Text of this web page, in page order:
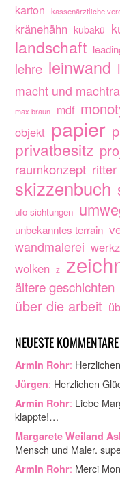
karton kassenärztliche
kränehähn kubakü
landschaft
lehre leinwand
macht und
max braun mdf
objekt papier
privatbesitz
raumkonzept
skizzenbuch
ufo-sichtungen
unbekanntes terrain
wandmalerei
wolken z
ältere geschichten
über die arbeit
NEUESTE KOMMENTARE
Armin Rohr:
Jürgen: Herzlichen
Armin Rohr: Liebe
klappte!…
Margarete Weiland
Mensch und Maler.
Armin Rohr: Merci